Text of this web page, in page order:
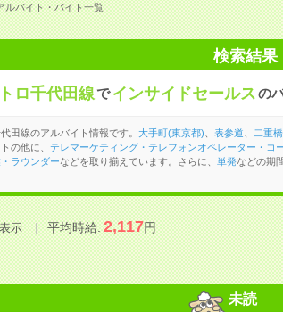
ルバイト・バイト一覧
検索結果
ロ千代田線で インサイドセールスの
田線のアルバイト情報です。 大手町(東京都) 表参道 二重
の他に、 テレマーケティング・テレフォンオペレーター・コ
ラウンダーなどを取り揃えています。さらに、 単発などの期
示 平均時給:2,117円
未読